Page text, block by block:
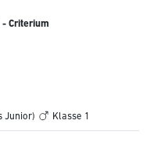
Criterium
Junior) Klasse 1